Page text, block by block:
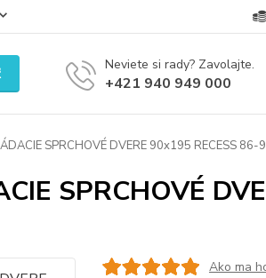
Neviete si rady? Zavolajte.
+421 940 949 000
SPRCHOVÉ DVERE 90x195 RECESS 86-
SPRCHOVÉ
Ako ma